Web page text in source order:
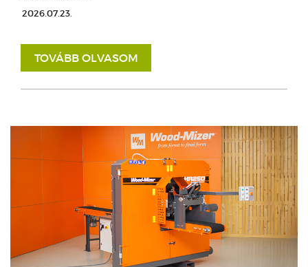
2026.07.23.
TOVÁBB OLVASOM